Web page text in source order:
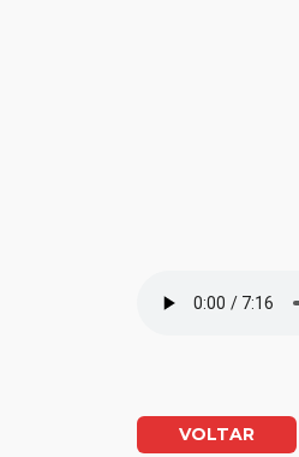
VOLTAR